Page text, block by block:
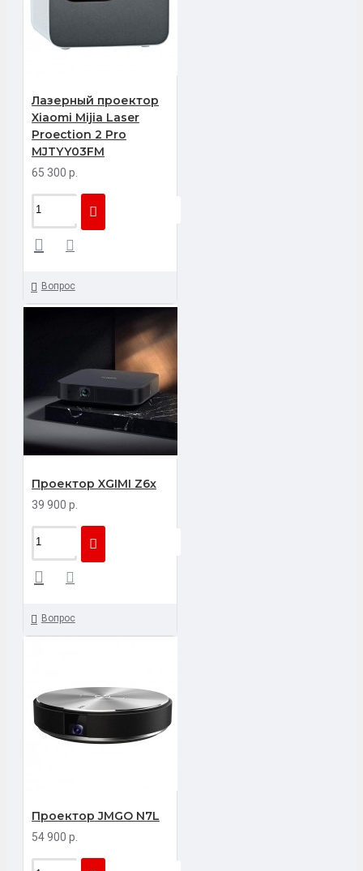
Лазерный проектор
Xiaomi Mijia Laser
Proection 2 Pro
MJTYY03FM
65 300 р.
Вопрос
Проектор XGIMI Z6x
39 900 р.
Вопрос
Проектор JMGO N7L
54 900 р.